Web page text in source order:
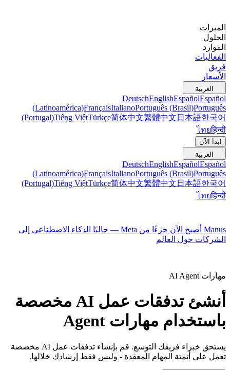
الميزات
الحلول
الموارد
الفعاليات
فريق
الأسعار
العربية
DeutschEnglishEspañolEspañol
(Latinoamérica)FrançaisItalianoPortuguês (Brasil)Português
(Portugal)Tiếng ViệtTürkçe简体中文繁體中文 日本語한국어
ไทยहिन्दी
ابدأ الآن
العربية
DeutschEnglishEspañolEspañol
(Latinoamérica)FrançaisItalianoPortuguês (Brasil)Português
(Portugal)Tiếng ViệtTürkçe简体中文繁體中文 日本語한국어
ไทยहिन्दी
Manus أصبح الآن جزءًا من Meta — جالبًا الذكاء الاصطناعي إلى
الشركات حول العالم
مهارات AI Agent
أنشئ تدفقات عمل AI مخصصة
باستخدام مهارات Agent
يستحق خبراء فريقك التوسع. قم بإنشاء تدفقات عمل AI مخصصة
تعمل على أتمتة المهام المعقدة - وليس فقط إرشادك خلالها.